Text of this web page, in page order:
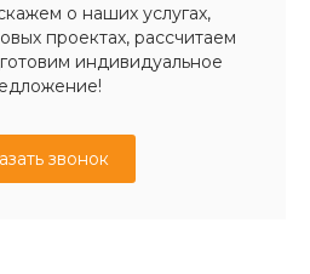
о наших услугах,
проектах, рассчитаем
индивидуальное
звонок